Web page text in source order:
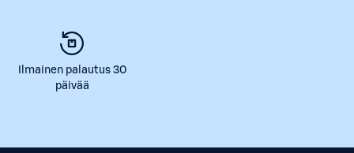
Ilmainen palautus 30
päivää